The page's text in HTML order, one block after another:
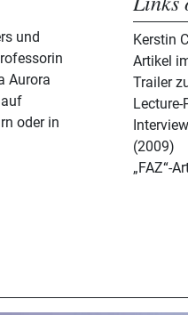
und
Aurora
oder in
Kerstin
Artikel
Trailer
(2009)
„FAZ“-